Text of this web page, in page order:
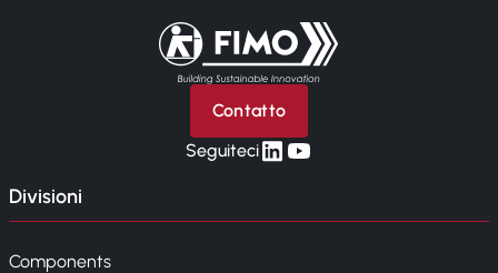
Torna alla pagina iniziale
Contatto
Seguitecilinkedin
yt
Divisioni
Components